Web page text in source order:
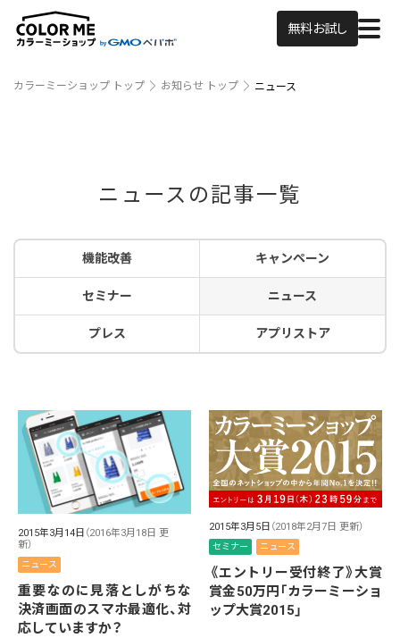
無料お試し
カラーミーショップ トップ お知らせ トップ ニュース
ニュースの記事一覧
機能改善 キャンペーン
セミナー ニュース
プレス アプリストア
2015年3月14日 （2016年3月18日 更
新）
ニュース
重要なのに見落としがちな
決済画面のスマホ最適化、対
応していますか？
2015年3月5日 （2018年2月7日 更新）
セミナー ニュース
《エントリー受付終了》大賞
賞金50万円「カラーミーショ
ップ大賞2015」